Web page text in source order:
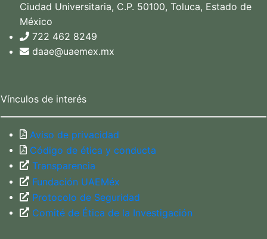
Ciudad Universitaria, C.P. 50100, Toluca, Estado de
México
722 462 8249
daae@uaemex.mx
Vínculos de interés
Aviso de privacidad
Código de ética y conducta
Transparencia
Fundación UAEMéx
Protocolo de Seguridad
Comité de Ética de la Investigación